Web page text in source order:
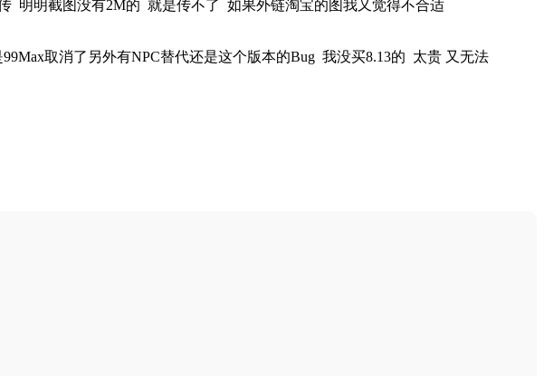
明明截图没有2M的 就是传不了 如果外链淘宝的图我又觉得不合适
取消了另外有NPC替代还是这个版本的Bug 我没买8.13的 太贵 又无法